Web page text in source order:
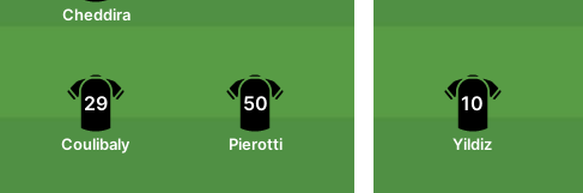
Cheddira
29
Coulibaly
50
Pierotti
10
Yildiz